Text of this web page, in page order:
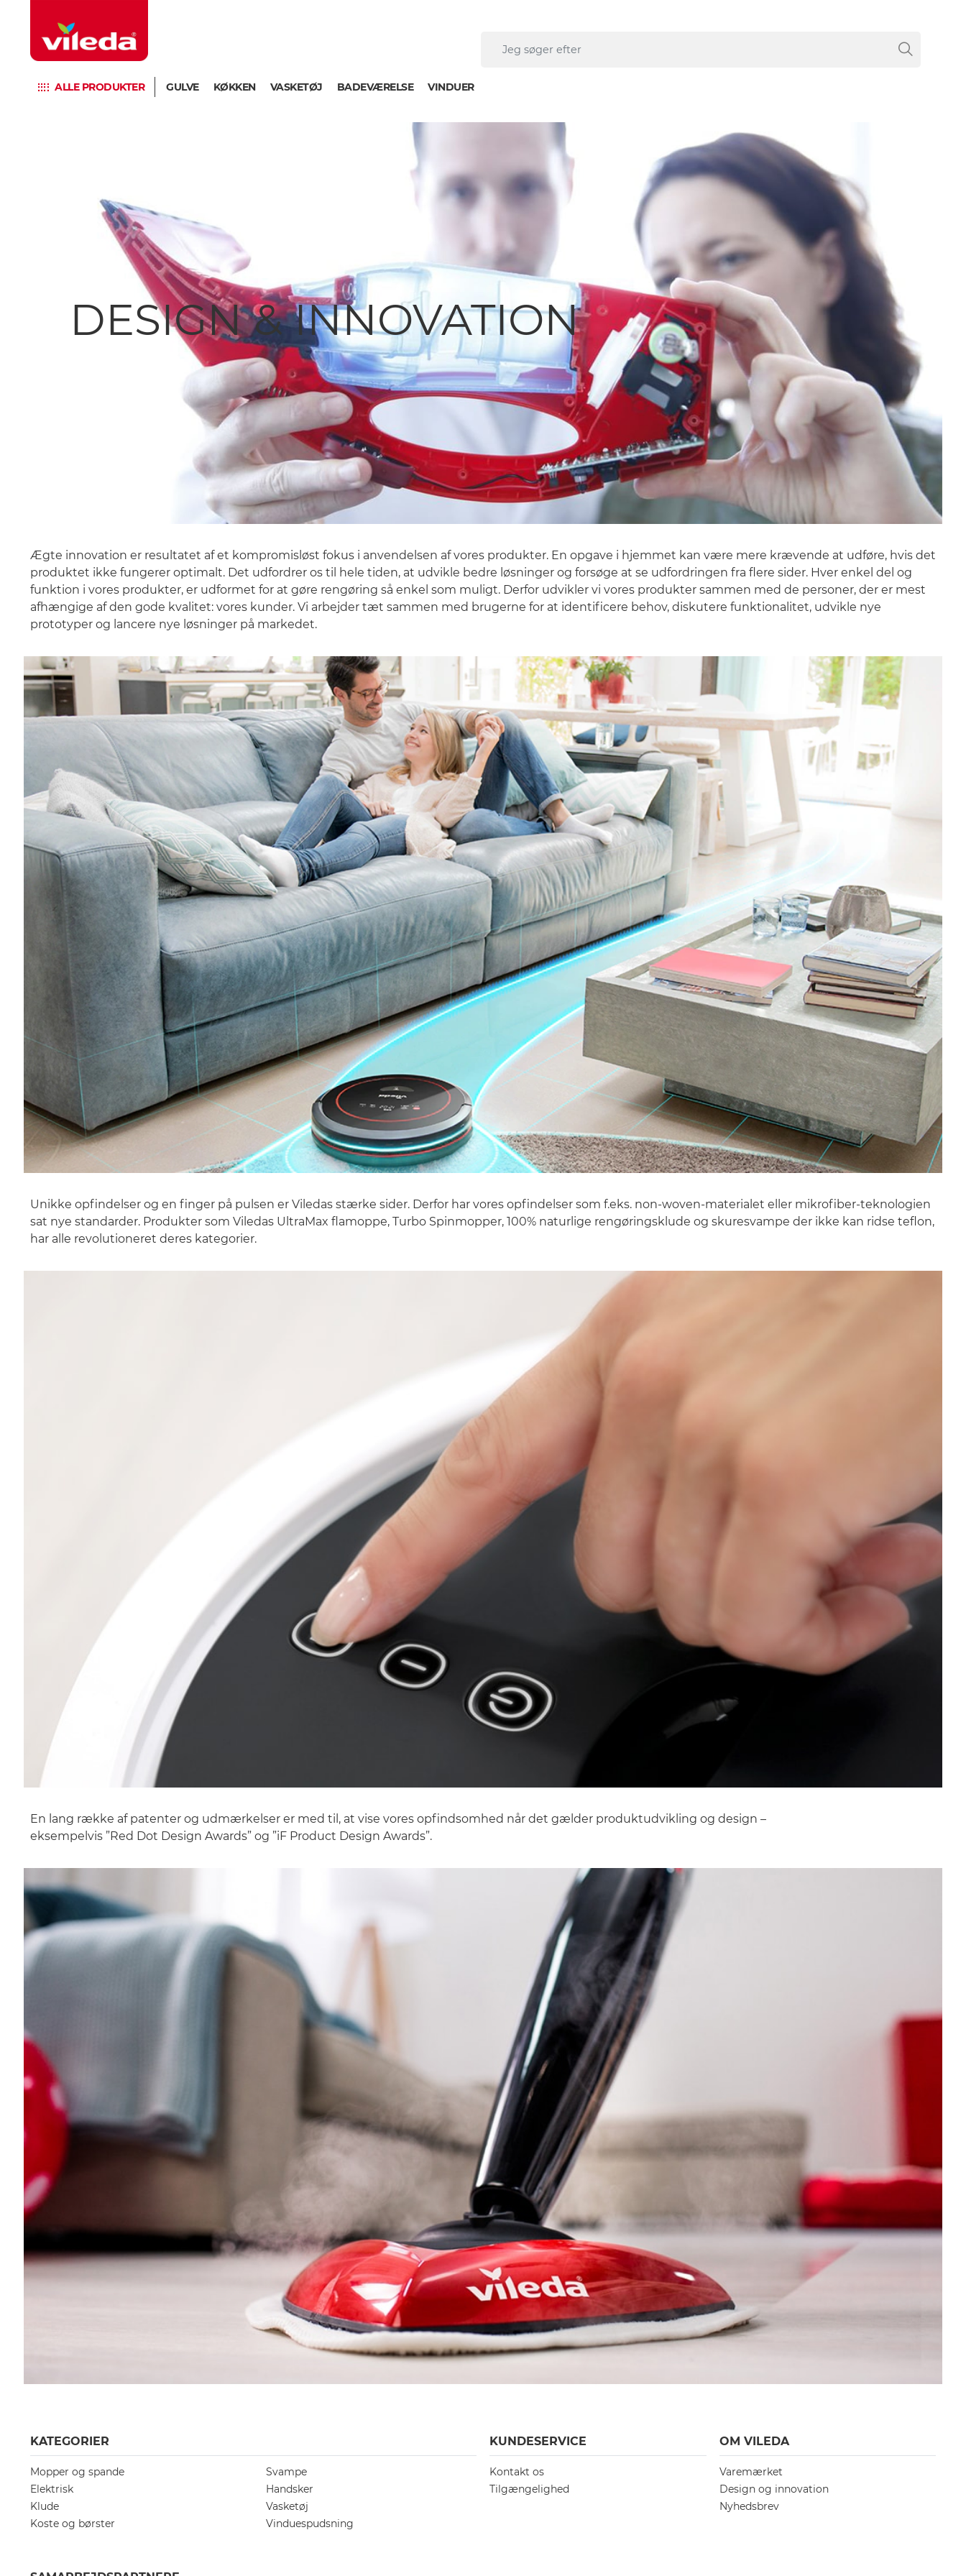
ALLE PRODUKTER GULVE KØKKEN VASKETØJ BADEVÆRELSE VINDUER
DESIGN & INNOVATION
Ægte innovation er resultatet af et kompromisløst fokus i anvendelsen af vores produkter. En opgave i hjemmet kan være mere krævende at udføre, hvis det
produktet ikke fungerer optimalt. Det udfordrer os til hele tiden, at udvikle bedre løsninger og forsøge at se udfordringen fra flere sider. Hver enkel del og
funktion i vores produkter, er udformet for at gøre rengøring så enkel som muligt. Derfor udvikler vi vores produkter sammen med de personer, der er mest
afhængige af den gode kvalitet: vores kunder. Vi arbejder tæt sammen med brugerne for at identificere behov, diskutere funktionalitet, udvikle nye
prototyper og lancere nye løsninger på markedet.
Unikke opfindelser og en finger på pulsen er Viledas stærke sider. Derfor har vores opfindelser som f.eks. non-woven-materialet eller mikrofiber-teknologien
sat nye standarder. Produkter som Viledas UltraMax flamoppe, Turbo Spinmopper, 100% naturlige rengøringsklude og skuresvampe der ikke kan ridse teflon,
har alle revolutioneret deres kategorier.
En lang række af patenter og udmærkelser er med til, at vise vores opfindsomhed når det gælder produktudvikling og design –
eksempelvis ”Red Dot Design Awards” og ”iF Product Design Awards”.
KATEGORIER
Mopper og spande
Elektrisk
Klude
Koste og børster
Svampe
Handsker
Vasketøj
Vinduespudsning
KUNDESERVICE
Kontakt os
Tilgængelighed
OM VILEDA
Varemærket
Design og innovation
Nyhedsbrev